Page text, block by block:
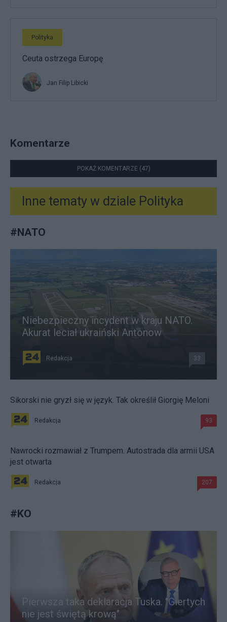
Polityka
Ceuta ostrzega Europę
Jan Filip Libicki
Komentarze
POKAŻ KOMENTARZE (47)
Inne tematy w dziale Polityka
#NATO
Niebezpieczny incydent w kraju NATO.
Akurat leciał ukraiński Antonow
Redakcja 33
Sikorski nie gryzł się w język. Tak określił Giorgię Meloni
Redakcja 93
Nawrocki rozmawiał z Trumpem. Autostrada dla armii USA
jest otwarta
Redakcja 207
#KO
Pierwsza taka deklaracja Tuska. "Giertych
nie jest świętą krową"